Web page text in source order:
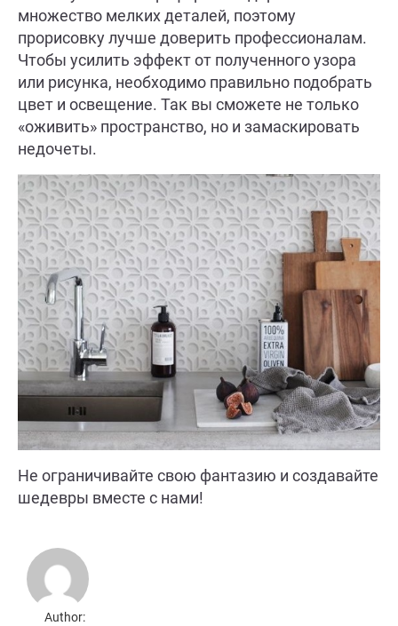
множество мелких деталей, поэтому
прорисовку лучше доверить профессионалам.
Чтобы усилить эффект от полученного узора
или рисунка, необходимо правильно подобрать
цвет и освещение. Так вы сможете не только
«оживить» пространство, но и замаскировать
недочеты.
Не ограничивайте свою фантазию и создавайте
шедевры вместе с нами!
Author: